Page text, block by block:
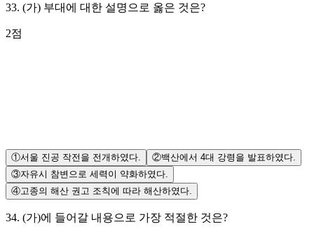
33. (가) 부대에 대한 설명으로 옳은 것은?
2점
①서울 진공 작전을 전개하였다. ②백산에서 4대 강령을 발표하였다.
③자유시 참변으로 세력이 약화하였다.
④고종의 해산 권고 조칙에 따라 해산하였다.
34. (가)에 들어갈 내용으로 가장 적절한 것은?